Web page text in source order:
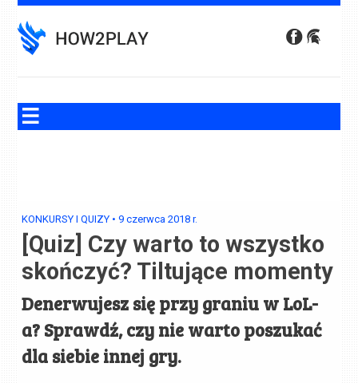
to
content
KONKURSY I QUIZY •9 czerwca 2018 r.
[Quiz] Czy warto to wszystko
skończyć? Tiltujące momenty
Denerwujesz się przy graniu w LoL-
a? Sprawdź, czy nie warto poszukać
dla siebie innej gry.